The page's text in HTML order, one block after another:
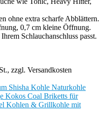
ohne extra scharfe Abblättern.
0,7 cm kleine Öffnung.
Schlauchanschluss passt.
zzgl. Versandkosten